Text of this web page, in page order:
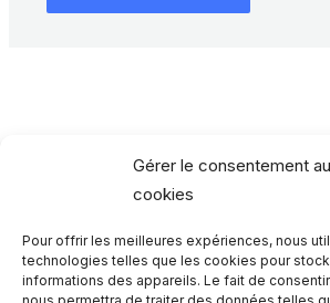
Gérer le consentement
cookies
Pour offrir les meilleures expériences, nous
technologies telles que les cookies pour
informations des appareils. Le fait de
Rechercher…